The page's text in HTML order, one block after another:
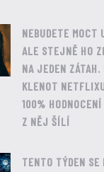
NEBUDETE MOCT
ALE STEJNĚ HO
NA JEDEN ZÁTAH.
KLENOT
100%
Z NĚJ ŠÍLÍ
TENTO TÝDEN SE